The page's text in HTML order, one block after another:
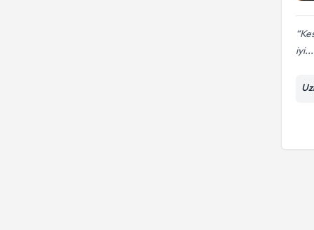
iyi...